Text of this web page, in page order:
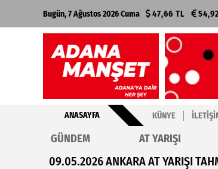
Bugün, 7 Ağustos 2026 Cuma 47,66 TL
ANASAYFA KÜNYE
GÜNDEM AT YARIŞI
09.05.2026 ANKARA AT YARIŞI